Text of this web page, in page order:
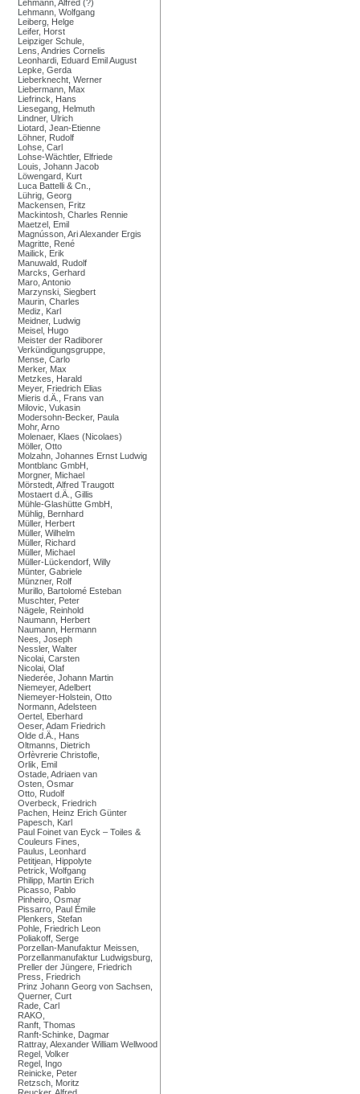
Lehmann, Alfred (?)
Lehmann, Wolfgang
Leiberg, Helge
Leifer, Horst
Leipziger Schule,
Lens, Andries Cornelis
Leonhardi, Eduard Emil August
Lepke, Gerda
Lieberknecht, Werner
Liebermann, Max
Liefrinck, Hans
Liesegang, Helmuth
Lindner, Ulrich
Liotard, Jean-Etienne
Löhner, Rudolf
Lohse, Carl
Lohse-Wächtler, Elfriede
Louis, Johann Jacob
Löwengard, Kurt
Luca Battelli & Cn.,
Lührig, Georg
Mackensen, Fritz
Mackintosh, Charles Rennie
Maetzel, Emil
Magnússon, Ari Alexander Ergis
Magritte, René
Mailick, Erik
Manuwald, Rudolf
Marcks, Gerhard
Maro, Antonio
Marzynski, Siegbert
Maurin, Charles
Mediz, Karl
Meidner, Ludwig
Meisel, Hugo
Meister der Radiborer
Verkündigungsgruppe,
Mense, Carlo
Merker, Max
Metzkes, Harald
Meyer, Friedrich Elias
Mieris d.Ä., Frans van
Milovic, Vukasin
Modersohn-Becker, Paula
Mohr, Arno
Molenaer, Klaes (Nicolaes)
Möller, Otto
Molzahn, Johannes Ernst Ludwig
Montblanc GmbH,
Morgner, Michael
Mörstedt, Alfred Traugott
Mostaert d.Ä., Gillis
Mühle-Glashütte GmbH,
Mühlig, Bernhard
Müller, Herbert
Müller, Wilhelm
Müller, Richard
Müller, Michael
Müller-Lückendorf, Willy
Münter, Gabriele
Münzner, Rolf
Murillo, Bartolomé Esteban
Muschter, Peter
Nägele, Reinhold
Naumann, Herbert
Naumann, Hermann
Nees, Joseph
Nessler, Walter
Nicolai, Carsten
Nicolai, Olaf
Niederée, Johann Martin
Niemeyer, Adelbert
Niemeyer-Holstein, Otto
Normann, Adelsteen
Oertel, Eberhard
Oeser, Adam Friedrich
Olde d.Ä., Hans
Oltmanns, Dietrich
Orfèvrerie Christofle,
Orlik, Emil
Ostade, Adriaen van
Osten, Osmar
Otto, Rudolf
Overbeck, Friedrich
Pachen, Heinz Erich Günter
Papesch, Karl
Paul Foinet van Eyck – Toiles &
Couleurs Fines,
Paulus, Leonhard
Petitjean, Hippolyte
Petrick, Wolfgang
Philipp, Martin Erich
Picasso, Pablo
Pinheiro, Osmar
Pissarro, Paul Émile
Plenkers, Stefan
Pohle, Friedrich Leon
Poliakoff, Serge
Porzellan-Manufaktur Meissen,
Porzellanmanufaktur Ludwigsburg,
Preller der Jüngere, Friedrich
Press, Friedrich
Prinz Johann Georg von Sachsen,
Querner, Curt
Rade, Carl
RAKO,
Ranft, Thomas
Ranft-Schinke, Dagmar
Rattray, Alexander William Wellwood
Regel, Volker
Regel, Ingo
Reinicke, Peter
Retzsch, Moritz